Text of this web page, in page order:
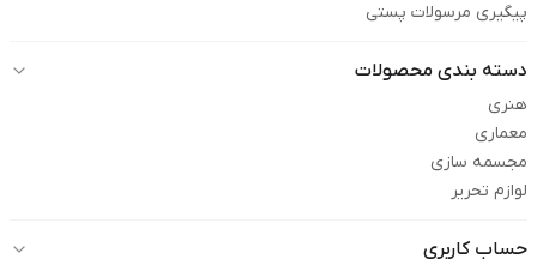
پیگیری مرسولات پستی
دسته بندی محصولات
هنری
معماری
مجسمه سازی
لوازم تحریر
حساب کاربری